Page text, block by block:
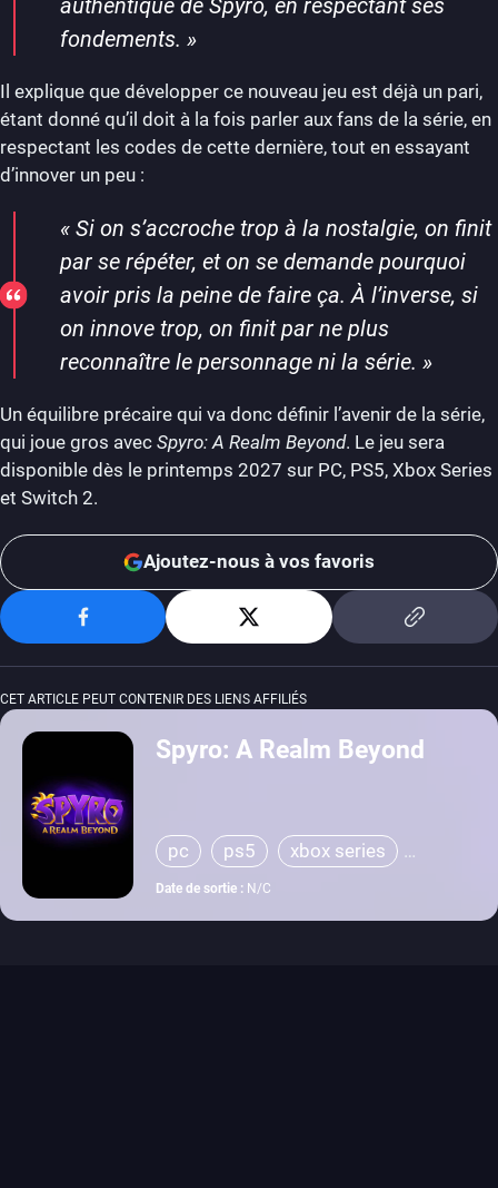
authentique de Spyro, en respectant ses
fondements. »
Il explique que développer ce nouveau jeu est déjà un pari,
étant donné qu’il doit à la fois parler aux fans de la série, en
respectant les codes de cette dernière, tout en essayant
d’innover un peu :
« Si on s’accroche trop à la nostalgie, on finit
par se répéter, et on se demande pourquoi
avoir pris la peine de faire ça. À l’inverse, si
on innove trop, on finit par ne plus
reconnaître le personnage ni la série. »
Un équilibre précaire qui va donc définir l’avenir de la série,
qui joue gros avec Spyro: A Realm Beyond. Le jeu sera
disponible dès le printemps 2027 sur PC, PS5, Xbox Series
et Switch 2.
Ajoutez-nous à vos favoris
CET ARTICLE PEUT CONTENIR DES LIENS AFFILIÉS
Spyro: A Realm Beyond
pc ps5
xbox series
switch 2
Date de sortie : N/C